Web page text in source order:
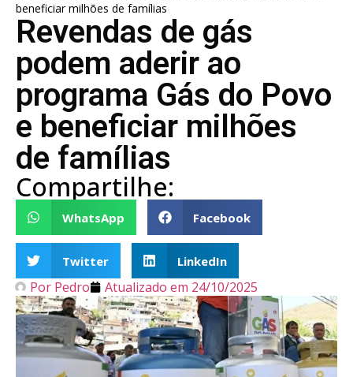
beneficiar milhões de famílias
Revendas de gás
podem aderir ao
programa Gás do Povo
e beneficiar milhões
de famílias
Compartilhe:
WhatsApp Facebook
Twitter LinkedIn
Por Pedro Atualizado em 24/10/2025